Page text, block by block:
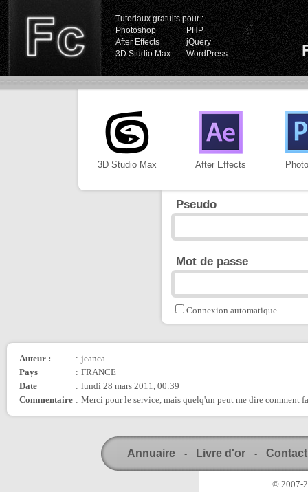
Tutoriaux gratuits pour :
Photoshop
PHP
After Effects
jQuery
3D Studio Max
WordPress
3D Studio Max After Effects
Pseudo
Mot de passe
Connexion automatique
Auteur : : jeanca
Pays
: FRANCE
Date
: lundi 28 mars 2011, 00:39
Commentaire : Merci pour le service, mais quelq'un peut me dire comment
Annuaire - Livre d'or - Contact
© 2007-